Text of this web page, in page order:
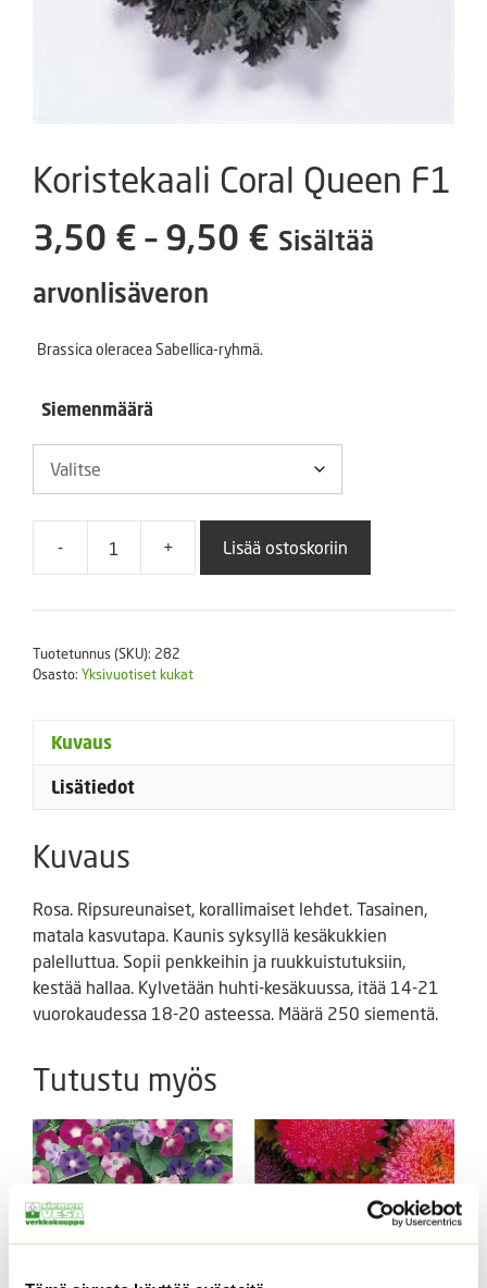
Koristekaali Coral Queen F1
3,50 € – 9,50 € Hintaluokka:
Sisältää
arvonlisäveron
Brassica oleracea Sabellica-ryhmä.
Siemenmäärä
-
Koristekaali
Queen
+ Lisää ostoskoriin
Tuotetunnus (SKU): 282
Osasto: Yksivuotiset kukat
Kuvaus
Lisätiedot
Kuvaus
Rosa. Ripsureunaiset, korallimaiset lehdet. Tasainen,
matala kasvutapa. Kaunis syksyllä kesäkukkien
palelluttua. Sopii penkkeihin ja ruukkuistutuksiin,
kestää hallaa. Kylvetään huhti-kesäkuussa, itää 14-21
vuorokaudessa 18-20 asteessa. Määrä 250 siementä.
Tutustu myös